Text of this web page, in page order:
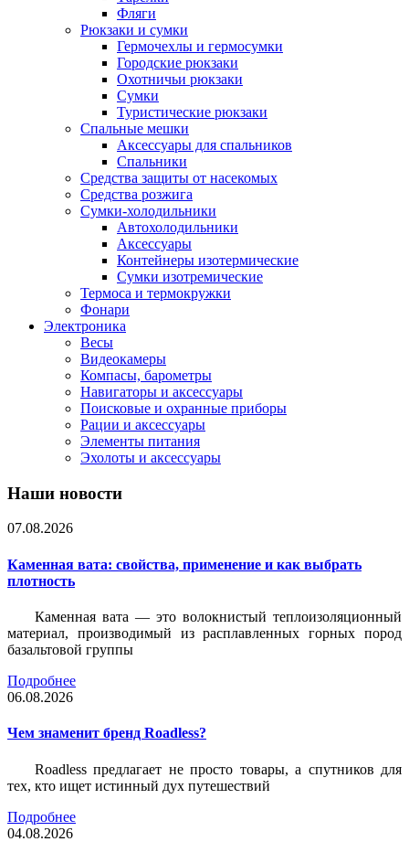
Фляги
Рюкзаки и сумки
Гермочехлы и гермосумки
Городские рюкзаки
Охотничьи рюкзаки
Сумки
Туристические рюкзаки
Спальные мешки
Аксессуары для спальников
Спальники
Средства защиты от насекомых
Средства розжига
Сумки-холодильники
Автохолодильники
Аксессуары
Контейнеры изотермические
Сумки изотремические
Термоса и термокружки
Фонари
Электроника
Весы
Видеокамеры
Компасы, барометры
Навигаторы и аксессуары
Поисковые и охранные приборы
Рации и аксессуары
Элементы питания
Эхолоты и аксессуары
Наши новости
07.08.2026
Каменная вата: свойства, применение и как выбрать
плотность
Каменная вата — это волокнистый теплоизоляционный
материал, производимый из расплавленных горных пород
базальтовой группы
Подробнее
06.08.2026
Чем знаменит бренд Roadless?
Roadless предлагает не просто товары, а спутников для
тех, кто ищет истинный дух путешествий
Подробнее
04.08.2026